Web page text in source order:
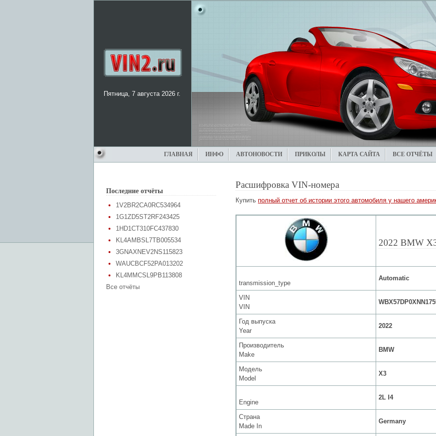
Пятница, 7 августа 2026 г.
ГЛАВНАЯ ИНФО АВТОНОВОСТИ ПРИКОЛЫ КАРТА САЙТА ВСЕ ОТЧЁТЫ
Последние отчёты
1V2BR2CA0RC534964
1G1ZD5ST2RF243425
1HD1CT310FC437830
KL4AMBSL7TB005534
3GNAXNEV2NS115823
WAUCBCF52PA013202
KL4MMCSL9PB113808
Все отчёты
Расшифровка VIN-номера
Купить полный отчет об истории этого автомобиля у нашего
2022 BMW
transmission_type
Automatic
VIN
VIN
Год выпуска
Year
2022
Производитель
Make
BMW
Модель
Model
X3
Engine
2L I4
Страна
Made In
Germany